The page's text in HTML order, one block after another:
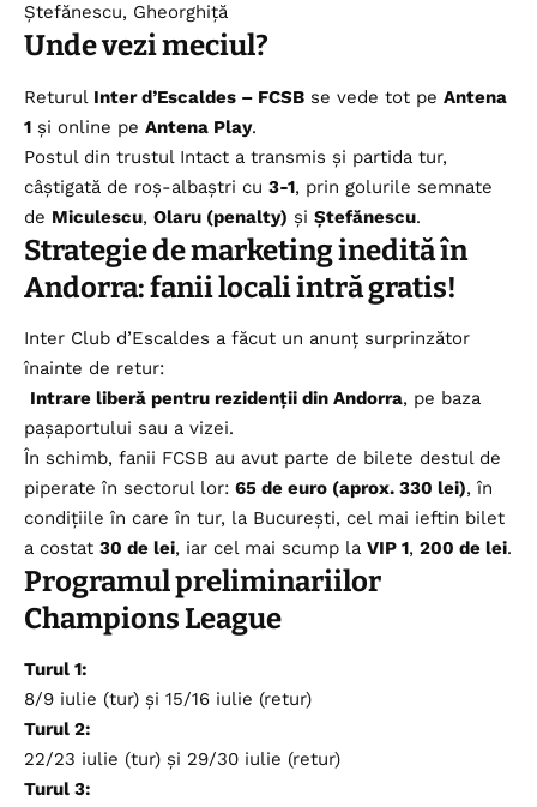
Ștefănescu, Gheorghiță
Unde vezi meciul?
Returul Inter d’Escaldes – FCSB se vede tot pe Antena
1 și online pe Antena Play.
Postul din trustul Intact a transmis și partida tur,
câștigată de roș-albaștri cu 3-1, prin golurile semnate
de Miculescu, Olaru (penalty) și Ștefănescu.
Strategie de marketing inedită în
Andorra: fanii locali intră gratis!
Inter Club d’Escaldes a făcut un anunț surprinzător
înainte de retur:
Intrare liberă pentru rezidenții din Andorra, pe baza
pașaportului sau a vizei.
În schimb, fanii FCSB au avut parte de bilete destul de
piperate în sectorul lor: 65 de euro (aprox. 330 lei), în
condițiile în care în tur, la București, cel mai ieftin bilet
a costat 30 de lei, iar cel mai scump la VIP 1, 200 de lei.
Programul preliminariilor
Champions League
Turul 1:
8/9 iulie (tur) și 15/16 iulie (retur)
Turul 2:
22/23 iulie (tur) și 29/30 iulie (retur)
Turul 3: